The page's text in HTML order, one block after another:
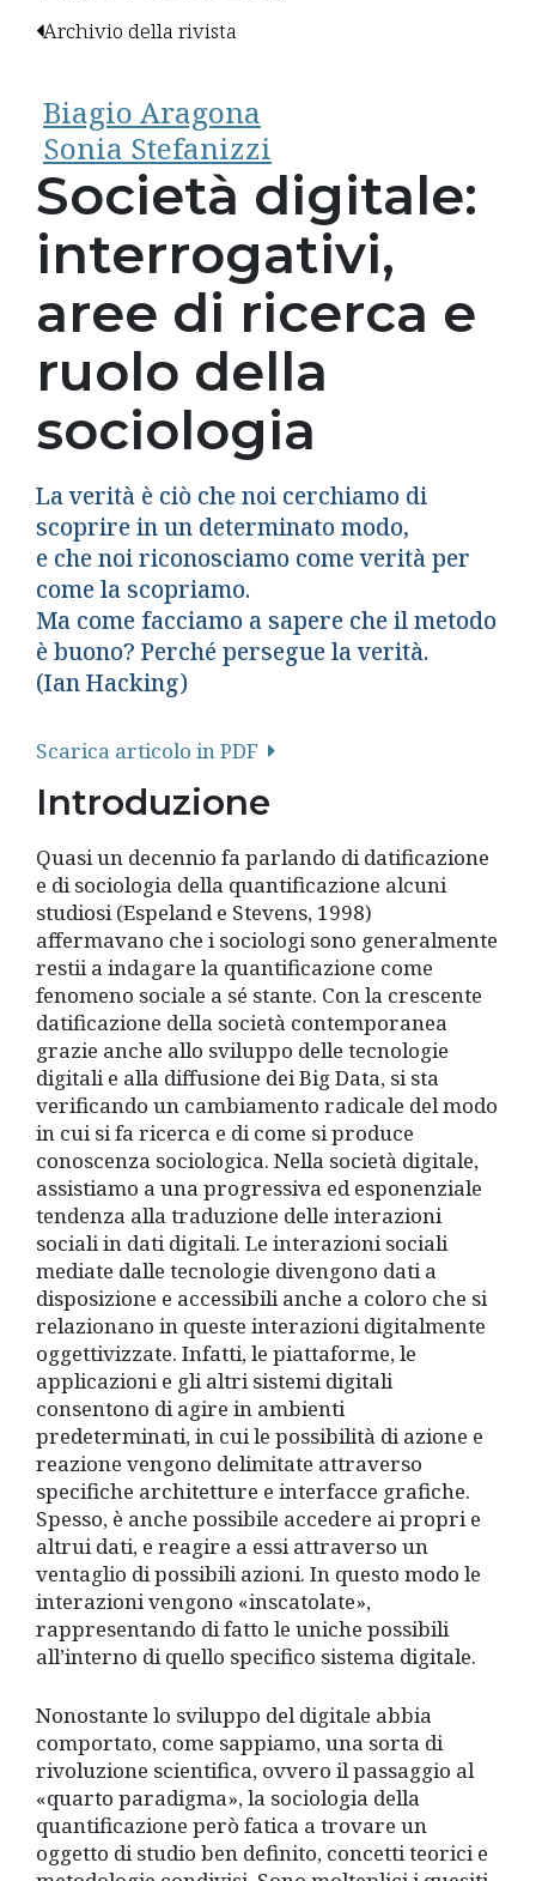
Archivio della rivista
Biagio Aragona
Sonia Stefanizzi
Società digitale:
interrogativi,
aree di ricerca e
ruolo della
sociologia
La verità è ciò che noi cerchiamo di
scoprire in un determinato modo,
e che noi riconosciamo come verità per
come la scopriamo.
Ma come facciamo a sapere che il metodo
è buono? Perché persegue la verità.
(Ian Hacking)
Scarica articolo in PDF
Introduzione
Quasi un decennio fa parlando di datificazione
e di sociologia della quantificazione alcuni
studiosi (Espeland e Stevens, 1998)
affermavano che i sociologi sono generalmente
restii a indagare la quantificazione come
fenomeno sociale a sé stante. Con la crescente
datificazione della società contemporanea
grazie anche allo sviluppo delle tecnologie
digitali e alla diffusione dei Big Data, si sta
verificando un cambiamento radicale del modo
in cui si fa ricerca e di come si produce
conoscenza sociologica. Nella società digitale,
assistiamo a una progressiva ed esponenziale
tendenza alla traduzione delle interazioni
sociali in dati digitali. Le interazioni sociali
mediate dalle tecnologie divengono dati a
disposizione e accessibili anche a coloro che si
relazionano in queste interazioni digitalmente
oggettivizzate. Infatti, le piattaforme, le
applicazioni e gli altri sistemi digitali
consentono di agire in ambienti
predeterminati, in cui le possibilità di azione e
reazione vengono delimitate attraverso
specifiche architetture e interfacce grafiche.
Spesso, è anche possibile accedere ai propri e
altrui dati, e reagire a essi attraverso un
ventaglio di possibili azioni. In questo modo le
interazioni vengono «inscatolate»,
rappresentando di fatto le uniche possibili
all’interno di quello specifico sistema digitale.
Nonostante lo sviluppo del digitale abbia
comportato, come sappiamo, una sorta di
rivoluzione scientifica, ovvero il passaggio al
«quarto paradigma», la sociologia della
quantificazione però fatica a trovare un
oggetto di studio ben definito, concetti teorici e